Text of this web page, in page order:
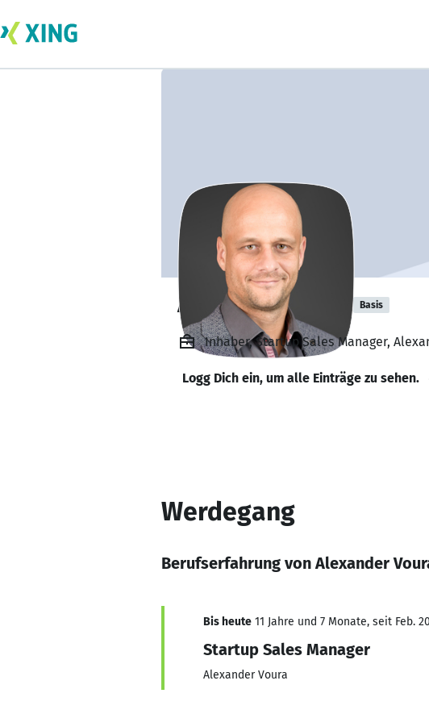
Alexander Voura Basis
Inhaber, Startup Sales Manager,
Logg Dich ein, um alle Einträge zu sehen.
Werdegang
Berufserfahrung von Alexander
Bis heute 11 Jahre und 7 Monate, seit Feb.
Startup Sales Manager
Alexander Voura